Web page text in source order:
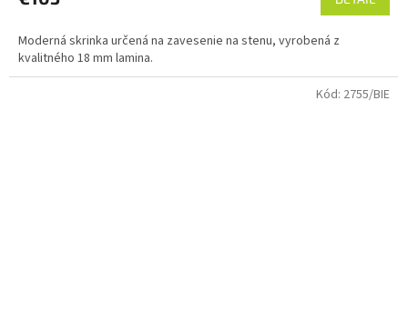
Moderná skrinka určená na zavesenie na stenu, vyrobená z
kvalitného 18 mm lamina.
Kód: 2755/BIE